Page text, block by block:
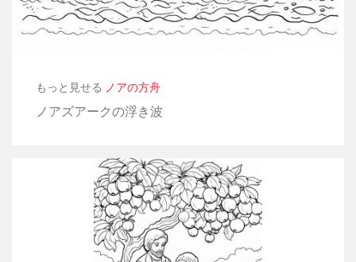
もっと見せる ノアの方舟
ノアズアークの浮き波